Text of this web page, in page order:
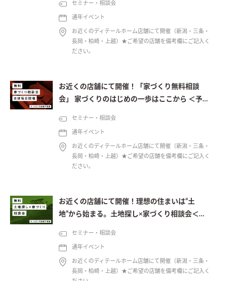
セミナー・相談会
通年イベント
お近くのディテールホーム店舗にて開催（新潟・三条・
長岡・柏崎・上越）★ご希望の店舗を備考欄にご記入く
ださい。
お近くの店舗にて開催！「家づくり無料相談
会」 家づくりのはじめの一歩はここから ＜予約
セミナー・相談会
通年イベント
お近くのディテールホーム店舗にて開催（新潟・三条・
長岡・柏崎・上越）★ご希望の店舗を備考欄にご記入く
ださい。
お近くの店舗にて開催！理想の住まいは“土
地”から始まる。土地探し×家づくり相談会＜予
セミナー・相談会
通年イベント
お近くのディテールホーム店舗にて開催（新潟・三条・
長岡・柏崎・上越）★ご希望の店舗を備考欄にご記入く